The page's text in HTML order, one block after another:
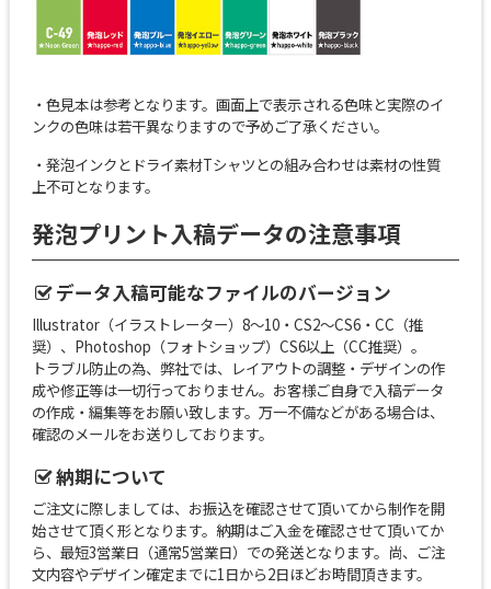
・色見本は参考となります。画面上で表示される色味と実際のイ
ンクの色味は若干異なりますので予めご了承ください。
・発泡インクとドライ素材Tシャツとの組み合わせは素材の性質
上不可となります。
発泡プリント入稿データの注意事項
データ入稿可能なファイルのバージョン
Illustrator（イラストレーター）8〜10・CS2〜CS6・CC（推
奨）、Photoshop（フォトショップ）CS6以上（CC推奨）。
トラブル防止の為、弊社では、レイアウトの調整・デザインの作
成や修正等は一切行っておりません。お客様ご自身で入稿データ
の作成・編集等をお願い致します。万一不備などがある場合は、
確認のメールをお送りしております。
納期について
ご注文に際しましては、お振込を確認させて頂いてから制作を開
始させて頂く形となります。納期はご入金を確認させて頂いてか
ら、最短3営業日（通常5営業日）での発送となります。尚、ご注
文内容やデザイン確定までに1日から2日ほどお時間頂きます。